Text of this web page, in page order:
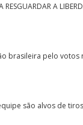
RESGUARDAR A
brasileira pelo votos
são alvos de